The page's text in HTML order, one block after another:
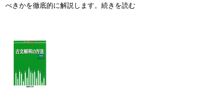
べきかを徹底的に解説します。続きを読む